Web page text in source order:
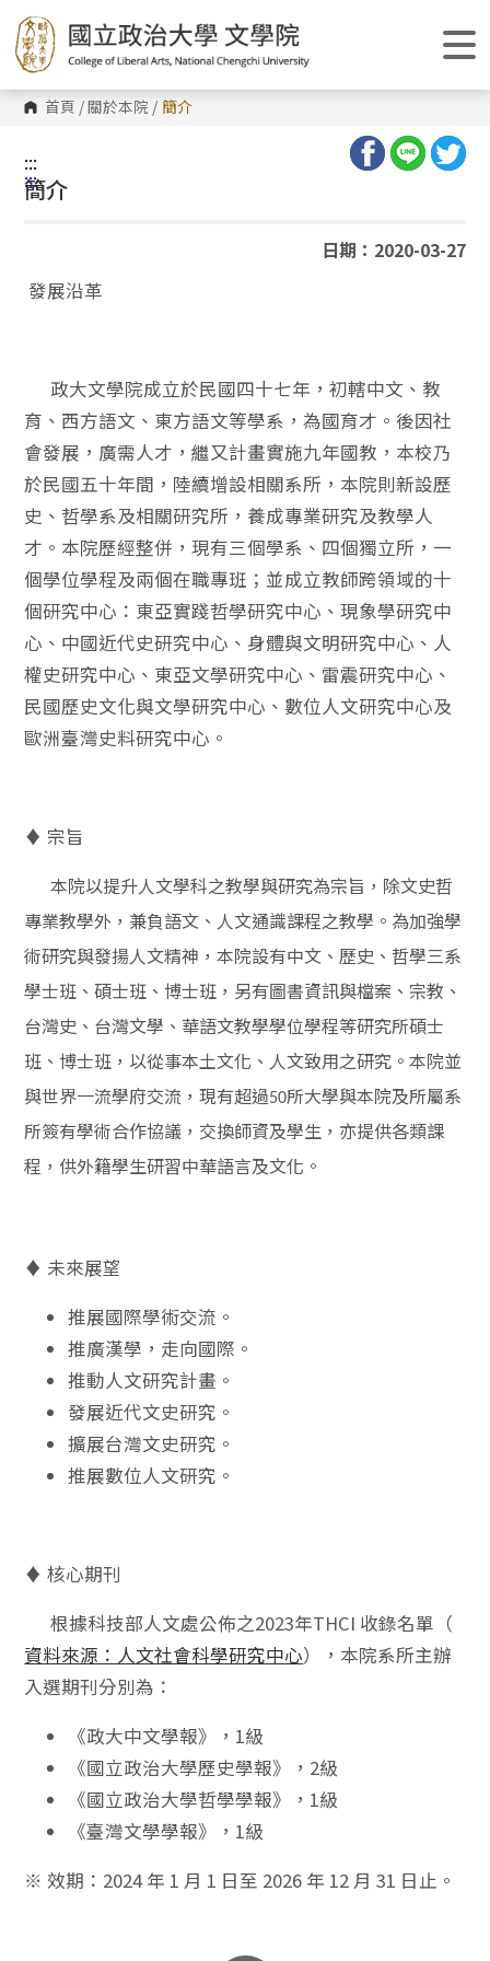
跳
到
主
要
內
容
區 首頁 /關於本院 / 簡介
:::
:::
簡介
日期：2020-03-27
發展沿革
政大文學院成立於民國四十七年，初轄中文、教
育、西方語文、東方語文等學系，為國育才。後因社
會發展，廣需人才，繼又計畫實施九年國教，本校乃
於民國五十年間，陸續增設相關系所，本院則新設歷
史、哲學系及相關研究所，養成專業研究及教學人
才。本院歷經整併，現有三個學系、四個獨立所，一
個學位學程及兩個在職專班；並成立教師跨領域的十
個研究中心：東亞實踐哲學研究中心、現象學研究中
心、中國近代史研究中心、身體與文明研究中心、人
權史研究中心、東亞文學研究中心、雷震研究中心、
民國歷史文化與文學研究中心、數位人文研究中心及
歐洲臺灣史料研究中心。
♦ 宗旨
本院以提升人文學科之教學與研究為宗旨，除文史哲
專業教學外，兼負語文、人文通識課程之教學。為加強學
術研究與發揚人文精神，本院設有中文、歷史、哲學三系
學士班、碩士班、博士班，另有圖書資訊與檔案、宗教、
台灣史、台灣文學、華語文教學學位學程等研究所碩士
班、博士班，以從事本土文化、人文致用之研究。本院並
與世界一流學府交流，現有超過50所大學與本院及所屬系
所簽有學術合作協議，交換師資及學生，亦提供各類課
程，供外籍學生研習中華語言及文化。
♦ 未來展望
推展國際學術交流。
推廣漢學，走向國際。
推動人文研究計畫。
發展近代文史研究。
擴展台灣文史研究。
推展數位人文研究。
♦ 核心期刊
根據科技部人文處公佈之2023年THCI 收錄名單（
資料來源：人文社會科學研究中心），本院系所主辦
入選期刊分別為：
《政大中文學報》，1級
《國立政治大學歷史學報》，2級
《國立政治大學哲學學報》，1級
《臺灣文學學報》，1級
※ 效期：2024 年 1 月 1 日至 2026 年 12 月 31 日止。